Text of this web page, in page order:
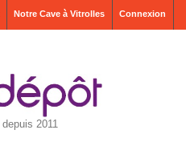
Connexion
Notre Cave à Vitrolles
2011